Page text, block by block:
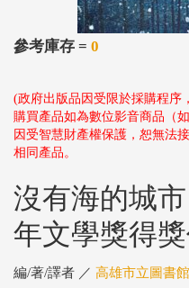
參考庫存 = 0
(政府出版品因受限於採購程序
購買產品如為數位影音商品（
因受智慧財產權保護，恕無法
相同產品。
沒有海的城
年文學獎得
編/著/譯者 ／ 高雄市立圖書